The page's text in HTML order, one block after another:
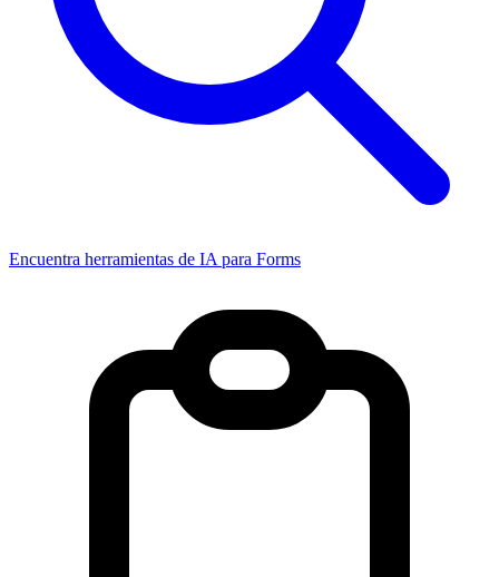
Encuentra herramientas de IA para Forms